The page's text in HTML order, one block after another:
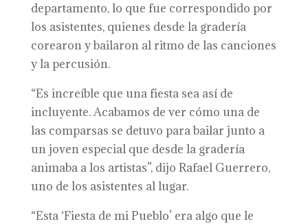
departamento, lo que fue correspondido por
los asistentes, quienes desde la gradería
corearon y bailaron al ritmo de las canciones
y la percusión.
“Es increíble que una fiesta sea así de
incluyente. Acabamos de ver cómo una de
las comparsas se detuvo para bailar junto a
un joven especial que desde la gradería
animaba a los artistas”, dijo Rafael Guerrero,
uno de los asistentes al lugar.
“Esta ‘Fiesta de mi Pueblo’ era algo que le